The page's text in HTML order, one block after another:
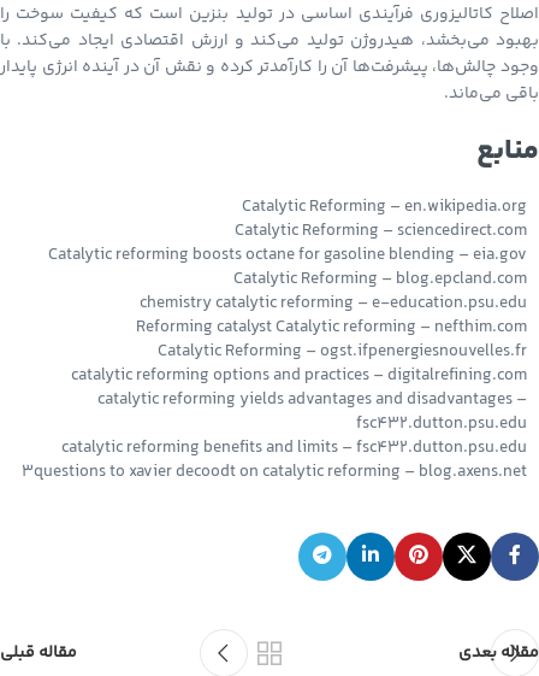
اصلاح کاتالیزوری فرآیندی اساسی در تولید بنزین است که کیفیت سوخت را
بهبود می‌بخشد، هیدروژن تولید می‌کند و ارزش اقتصادی ایجاد می‌کند. با
وجود چالش‌ها، پیشرفت‌ها آن را کارآمدتر کرده و نقش آن در آینده انرژی پایدار
باقی می‌ماند.
منابع
Catalytic Reforming – en.wikipedia.org
Catalytic Reforming – sciencedirect.com
Catalytic reforming boosts octane for gasoline blending – eia.gov
Catalytic Reforming – blog.epcland.com
chemistry catalytic reforming – e-education.psu.edu
Reforming catalyst Catalytic reforming – nefthim.com
Catalytic Reforming – ogst.ifpenergiesnouvelles.fr
catalytic reforming options and practices – digitalrefining.com
catalytic reforming yields advantages and disadvantages –
fsc432.dutton.psu.edu
catalytic reforming benefits and limits – fsc432.dutton.psu.edu
3questions to xavier decoodt on catalytic reforming – blog.axens.net
مقاله بعدی مقاله قبلی